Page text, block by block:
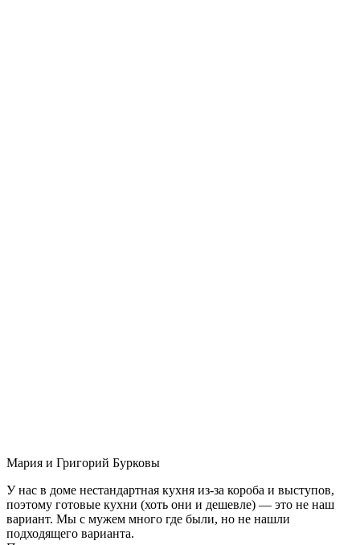
Мария и Григорий Бурковы
У нас в доме нестандартная кухня из-за короба и выступов,
поэтому готовые кухни (хоть они и дешевле) — это не наш
вариант. Мы с мужем много где были, но не нашли
подходящего варианта.